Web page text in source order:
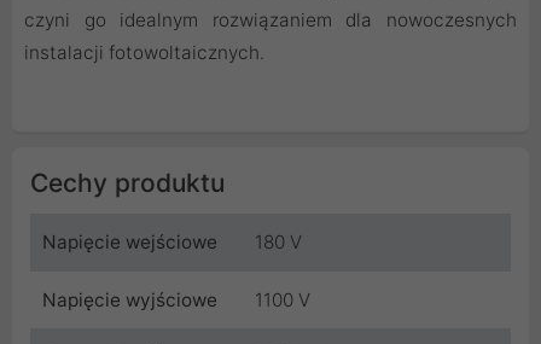
czyni go idealnym rozwiązaniem dla nowoczesnych
instalacji fotowoltaicznych.
Cechy produktu
Napięcie wejściowe 180 V
Napięcie wyjściowe 1100 V